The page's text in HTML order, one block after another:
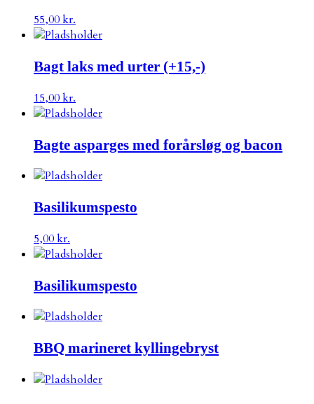
55,00kr.
Bagt laks med urter (+15,-)
15,00kr.
Bagte asparges med forårsløg og bacon
Basilikumspesto
5,00kr.
Basilikumspesto
BBQ marineret kyllingebryst